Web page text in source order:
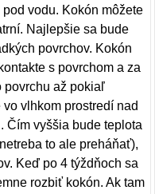
vodu. Kokón môžete
Najlepšie sa bude
povrchov. Kokón
s povrchom a za
povrchu až pokiaľ
vlhkom prostredí nad
Čím vyššia bude teplota
to ale preháňať),
Keď po 4 týždňoch sa
rozbiť kokón. Ak tam